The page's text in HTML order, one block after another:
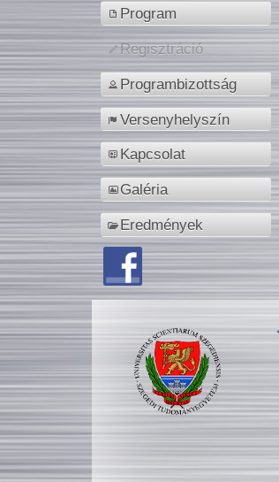
Program
Regisztráció
Programbizottság
Versenyhelyszín
Kapcsolat
Galéria
Eredmények